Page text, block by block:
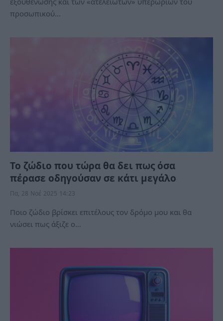
προσωπικού…
Το ζώδιο που τώρα θα δει πως όσα
πέρασε οδηγούσαν σε κάτι μεγάλο
Πα, 28 Νοέ 2025 14:23
Ποιο ζώδιο βρίσκει επιτέλους τον δρόμο μου και θα
νιώσει πως άξιζε ο…